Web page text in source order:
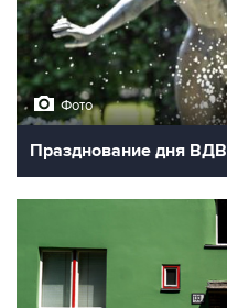
Фото
Празднование дня ВДВ